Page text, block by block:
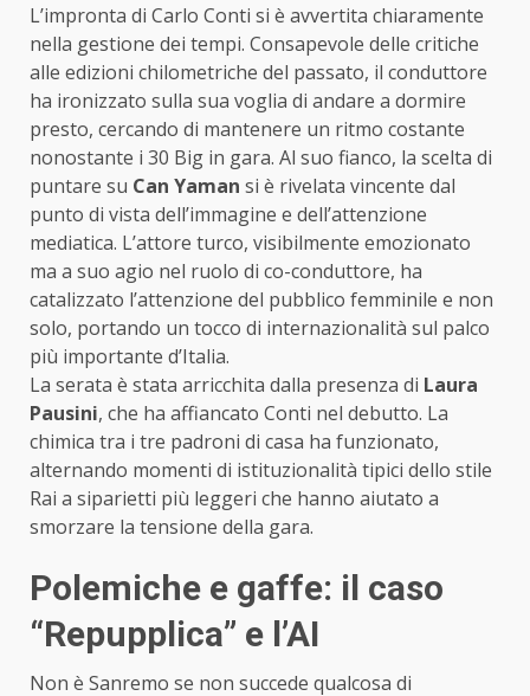
L’impronta di Carlo Conti si è avvertita chiaramente
nella gestione dei tempi. Consapevole delle critiche
alle edizioni chilometriche del passato, il conduttore
ha ironizzato sulla sua voglia di andare a dormire
presto, cercando di mantenere un ritmo costante
nonostante i 30 Big in gara. Al suo fianco, la scelta di
puntare su Can Yaman si è rivelata vincente dal
punto di vista dell’immagine e dell’attenzione
mediatica. L’attore turco, visibilmente emozionato
ma a suo agio nel ruolo di co-conduttore, ha
catalizzato l’attenzione del pubblico femminile e non
solo, portando un tocco di internazionalità sul palco
più importante d’Italia.
La serata è stata arricchita dalla presenza di Laura
Pausini, che ha affiancato Conti nel debutto. La
chimica tra i tre padroni di casa ha funzionato,
alternando momenti di istituzionalità tipici dello stile
Rai a siparietti più leggeri che hanno aiutato a
smorzare la tensione della gara.
Polemiche e gaffe: il caso
“Repupplica” e l’AI
Non è Sanremo se non succede qualcosa di